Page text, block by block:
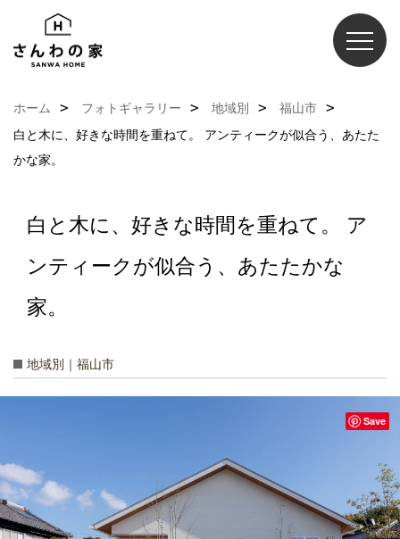
ホーム フォトギャラリー 地域別
福山市
白と木に、好きな時間を重ねて。 アンティークが似合う、あたた
かな家。
白と木に、好きな時間を重ねて。 ア
ンティークが似合う、あたたかな
家。
地域別｜福山市
Save